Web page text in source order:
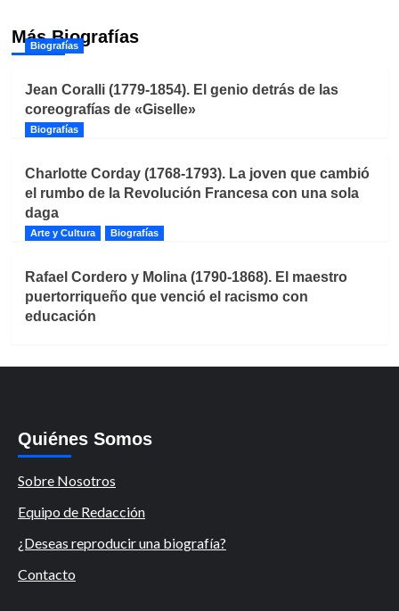
Más Biografías
Biografías
Jean Coralli (1779-1854). El genio detrás de las
coreografías de «Giselle»
Biografías
Charlotte Corday (1768-1793). La joven que cambió
el rumbo de la Revolución Francesa con una sola
daga
Arte y Cultura Biografías
Rafael Cordero y Molina (1790-1868). El maestro
puertorriqueño que venció el racismo con
educación
Quiénes Somos
Sobre Nosotros
Equipo de Redacción
¿Deseas reproducir una biografía?
Contacto